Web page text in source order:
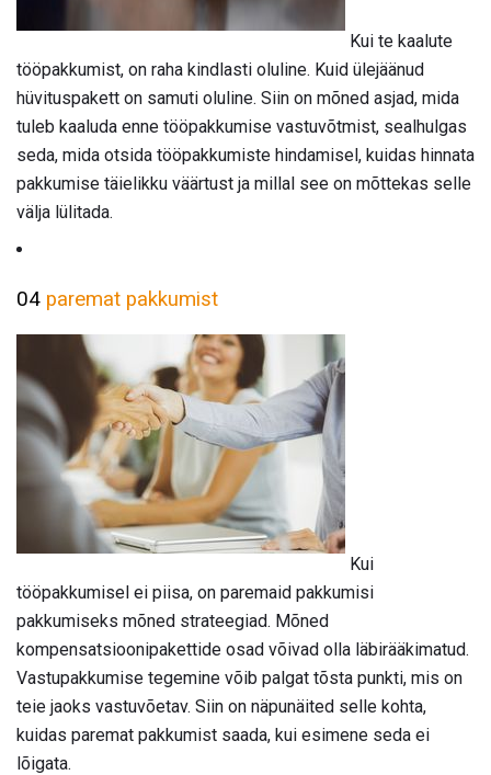
Kui te kaalute
tööpakkumist, on raha kindlasti oluline. Kuid ülejäänud
hüvituspakett on samuti oluline. Siin on mõned asjad, mida
tuleb kaaluda enne tööpakkumise vastuvõtmist, sealhulgas
seda, mida otsida tööpakkumiste hindamisel, kuidas hinnata
pakkumise täielikku väärtust ja millal see on mõttekas selle
välja lülitada.
04 paremat pakkumist
Kui
tööpakkumisel ei piisa, on paremaid pakkumisi
pakkumiseks mõned strateegiad. Mõned
kompensatsioonipakettide osad võivad olla läbirääkimatud.
Vastupakkumise tegemine võib palgat tõsta punkti, mis on
teie jaoks vastuvõetav. Siin on näpunäited selle kohta,
kuidas paremat pakkumist saada, kui esimene seda ei
lõigata.